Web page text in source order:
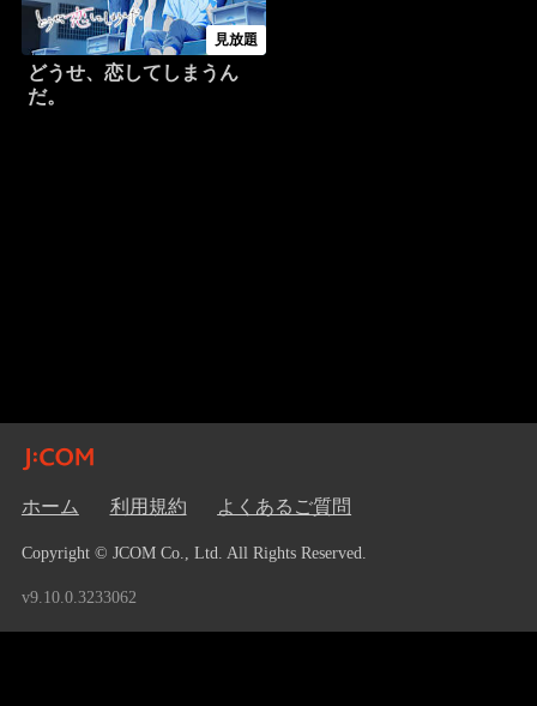
見放題
どうせ、恋してしまうん
だ。
ホーム 利用規約 よくあるご質問
Copyright © JCOM Co., Ltd. All Rights Reserved.
v9.10.0.3233062